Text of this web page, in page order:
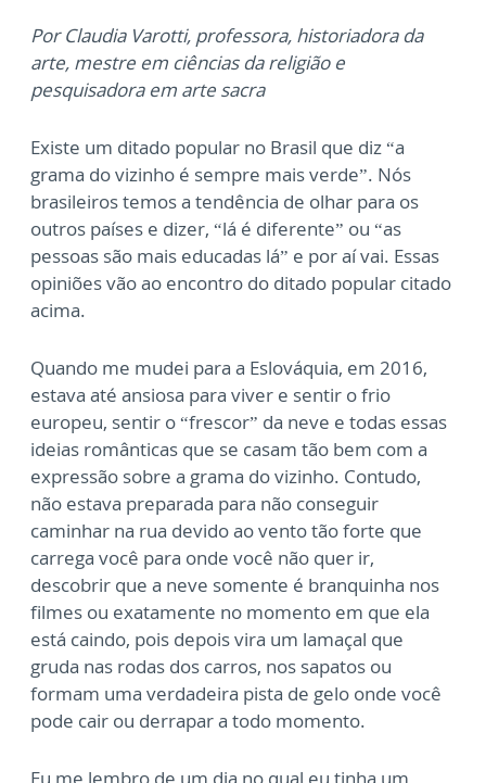
Por Claudia Varotti, professora, historiadora da
arte, mestre em ciências da religião e
pesquisadora em arte sacra
Existe um ditado popular no Brasil que diz “a
grama do vizinho é sempre mais verde”. Nós
brasileiros temos a tendência de olhar para os
outros países e dizer, “lá é diferente” ou “as
pessoas são mais educadas lá” e por aí vai. Essas
opiniões vão ao encontro do ditado popular citado
acima.
Quando me mudei para a Eslováquia, em 2016,
estava até ansiosa para viver e sentir o frio
europeu, sentir o “frescor” da neve e todas essas
ideias românticas que se casam tão bem com a
expressão sobre a grama do vizinho. Contudo,
não estava preparada para não conseguir
caminhar na rua devido ao vento tão forte que
carrega você para onde você não quer ir,
descobrir que a neve somente é branquinha nos
filmes ou exatamente no momento em que ela
está caindo, pois depois vira um lamaçal que
gruda nas rodas dos carros, nos sapatos ou
formam uma verdadeira pista de gelo onde você
pode cair ou derrapar a todo momento.